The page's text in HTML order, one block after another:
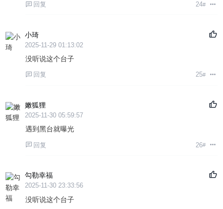
回复 24#
小琦
2025-11-29 01:13:02
没听说这个台子
回复 25#
嫩狐狸
2025-11-30 05:59:57
遇到黑台就曝光
回复 26#
勾勒幸福
2025-11-30 23:33:56
没听说这个台子